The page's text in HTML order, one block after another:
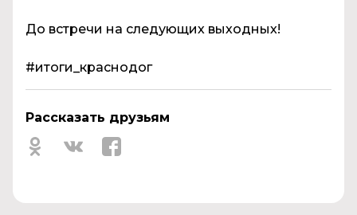
До встречи на следующих выходных!
#итоги_краснодог
Рассказать друзьям